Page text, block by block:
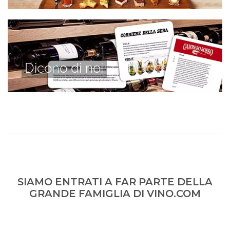
Dicono di noi
SIAMO ENTRATI A FAR PARTE DELLA
GRANDE FAMIGLIA DI VINO.COM